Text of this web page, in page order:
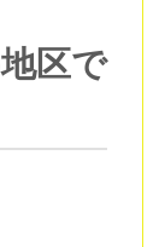
区で